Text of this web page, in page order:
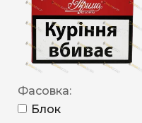
Фасовка:
Блок